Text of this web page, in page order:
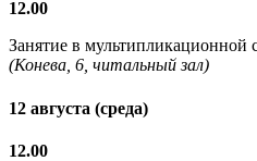
12.00
Занятие в мультипликационной
(Конева, 6, читальный зал)
12 августа (среда)
12.00